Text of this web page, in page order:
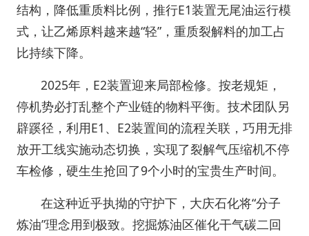
结构，降低重质料比例，推行E1装置无尾油运行模
式，让乙烯原料越来越“轻”，重质裂解料的加工占
比持续下降。
2025年，E2装置迎来局部检修。按老规矩，
停机势必打乱整个产业链的物料平衡。技术团队另
辟蹊径，利用E1、E2装置间的流程关联，巧用无排
放开工线实施动态切换，实现了裂解气压缩机不停
车检修，硬生生抢回了9个小时的宝贵生产时间。
在这种近乎执拗的守护下，大庆石化将“分子
炼油”理念用到极致。挖掘炼油区催化干气碳二回